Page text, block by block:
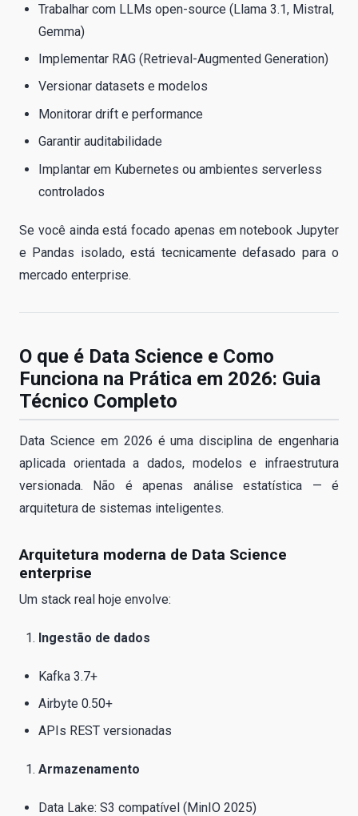
Trabalhar com LLMs open-source (Llama 3.1, Mistral,
Gemma)
Implementar RAG (Retrieval-Augmented Generation)
Versionar datasets e modelos
Monitorar drift e performance
Garantir auditabilidade
Implantar em Kubernetes ou ambientes serverless
controlados
Se você ainda está focado apenas em notebook Jupyter
e Pandas isolado, está tecnicamente defasado para o
mercado enterprise.
O que é Data Science e Como
Funciona na Prática em 2026: Guia
Técnico Completo
Data Science em 2026 é uma disciplina de engenharia
aplicada orientada a dados, modelos e infraestrutura
versionada. Não é apenas análise estatística — é
arquitetura de sistemas inteligentes.
Arquitetura moderna de Data Science
enterprise
Um stack real hoje envolve:
Ingestão de dados
Kafka 3.7+
Airbyte 0.50+
APIs REST versionadas
Armazenamento
Data Lake: S3 compatível (MinIO 2025)